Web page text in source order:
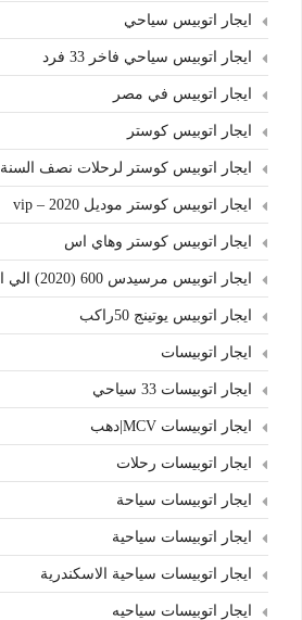
ايجار اتوبيس سياحي
ايجار اتوبيس سياحي فاخر 33 فرد
ايجار اتوبيس في مصر
ايجار اتوبيس كوستر
ايجار اتوبيس كوستر لرحلات نصف السنة
ايجار اتوبيس كوستر موديل 2020 – vip
ايجار اتوبيس كوستر وهاي اس
ايجار اتوبيس مرسيدس 600 (2020) الي الأسكندرية
ايجار اتوبيس يوتينج 50راكب
ايجار اتوبيسات
ايجار اتوبيسات 33 سياحي
ايجار اتوبيسات MCV|دهب
ايجار اتوبيسات رحلات
ايجار اتوبيسات سياحة
ايجار اتوبيسات سياحية
ايجار اتوبيسات سياحية الاسكندرية
ايجار اتوبيسات سياحيه